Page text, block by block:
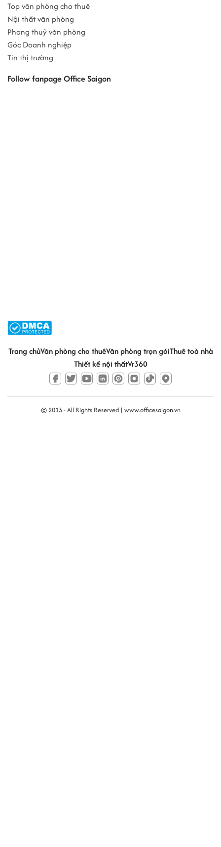
Top văn phòng cho thuê
Nội thất văn phòng
Phong thuỷ văn phòng
Góc Doanh nghiệp
Tin thị trường
Follow fanpage Office Saigon
Trang chủVăn phòng cho thuêVăn phòng trọn góiThuê toà nhà
Thiết kế nội thấtVr360
© 2013 - All Rights Reserved | www.officesaigon.vn